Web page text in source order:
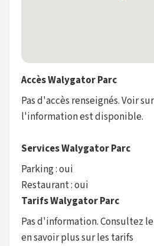
Accès Walygator Parc
Pas d'accès renseignés. Voir
l'information est disponible.
Services Walygator Parc
Parking : oui
Restaurant : oui
Tarifs Walygator Parc
Pas d'information. Consultez
en savoir plus sur les tarifs